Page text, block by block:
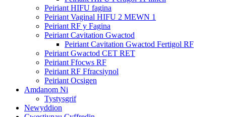
Peiriant HIFU fagina
Peiriant Vaginal HIFU 2 MEWN 1
Peiriant RF y Fagina
Peiriant Cavitation Gwactod
Peiriant Cavitation Gwactod Fertigol RF
Peiriant Gwactod CET RET
Peiriant Ffocws RF
Peiriant RF Ffracsiynol
Peiriant Ocsigen
Amdanom Ni
Tystysgrif
Newyddion